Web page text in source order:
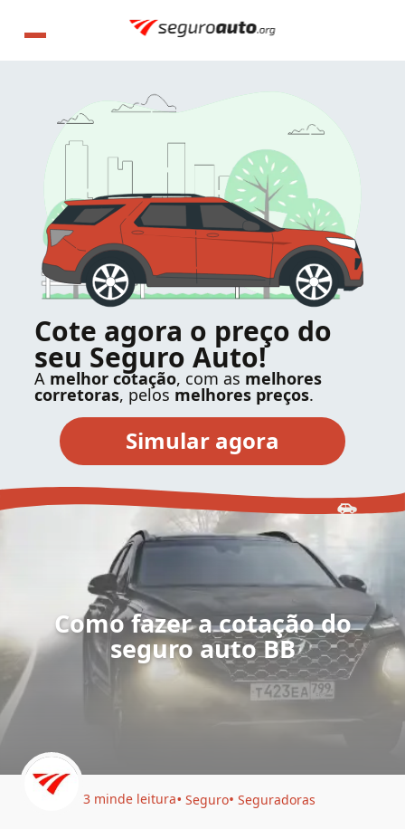
Cote agora o preço do
seu Seguro Auto!
A melhor cotação, com as melhores
corretoras, pelos melhores preços.
Como fazer a cotação do
seguro auto BB
3 minde leitura Seguro Seguradoras